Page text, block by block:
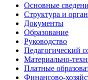
Основные
Структура и
Документы
Образование
Руководство
Педагогический
Материально-
Платные
Финансово-